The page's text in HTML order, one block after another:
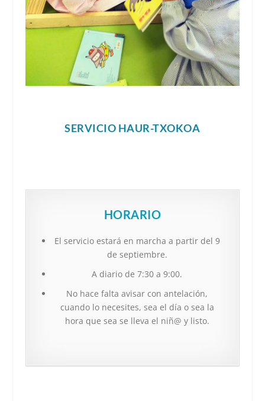
SERVICIO HAUR-TXOKOA
HORARIO
El servicio estará en marcha a partir del 9
de septiembre.
A diario de 7:30 a 9:00.
No hace falta avisar con antelación,
cuando lo necesites, sea el día o sea la
hora que sea se lleva el niñ@ y listo.